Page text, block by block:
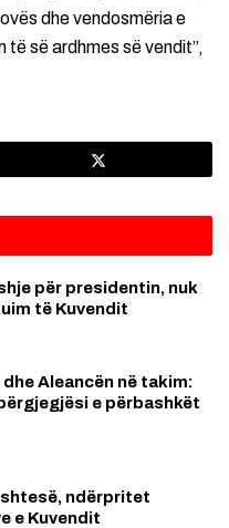
dhe vendosmëria e
të së ardhmes së vendit”,
për presidentin, nuk
të Kuvendit
Aleancën në takim:
e përbashkët
ndërpritet
e Kuvendit